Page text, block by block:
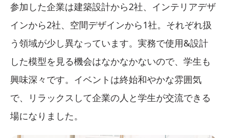
参加した企業は建築設計から2社、インテリアデザ
インから2社、空間デザインから1社。それぞれ扱
う領域が少し異なっています。実務で使用&設計
した模型を見る機会はなかなかないので、学生も
興味深々です。イベントは終始和やかな雰囲気
で、リラックスして企業の人と学生が交流できる
場になりました。